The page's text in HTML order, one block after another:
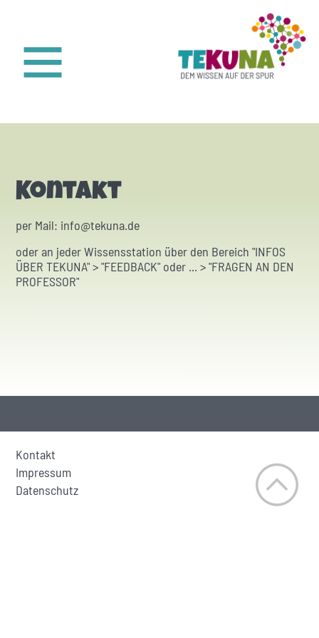
Kontakt
per Mail:
oder an jeder Wissensstation über den Bereich "INFOS
ÜBER TEKUNA" > "FEEDBACK" oder ... > "FRAGEN AN DEN
PROFESSOR"
Kontakt
Impressum
Datenschutz